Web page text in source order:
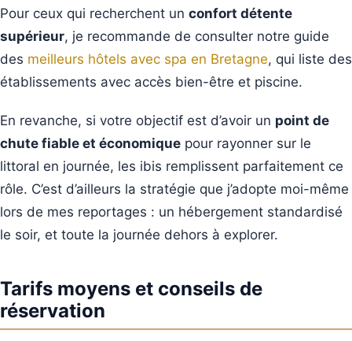
Pour ceux qui recherchent un confort détente
supérieur, je recommande de consulter notre guide
des meilleurs hôtels avec spa en Bretagne, qui liste des
établissements avec accès bien-être et piscine.
En revanche, si votre objectif est d’avoir un point de
chute fiable et économique pour rayonner sur le
littoral en journée, les ibis remplissent parfaitement ce
rôle. C’est d’ailleurs la stratégie que j’adopte moi-même
lors de mes reportages : un hébergement standardisé
le soir, et toute la journée dehors à explorer.
Tarifs moyens et conseils de
réservation